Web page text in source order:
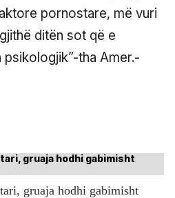
pornostare, më vuri
ditën sot që e
tha Amer.-
gruaja hodhi gabimisht